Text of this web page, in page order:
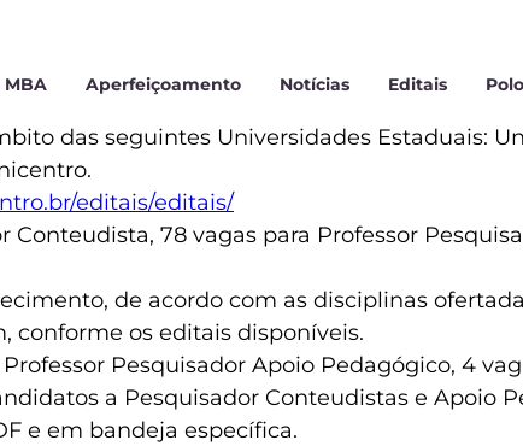
MBA Aperfeiçoamento Notícias Editais
das seguintes Universidades Estaduais:
editais/editais/
Conteudista, 78 vagas para Professor
de acordo com as disciplinas
conforme os editais disponíveis.
Pesquisador Apoio Pedagógico, 4
a Pesquisador Conteudistas e Apoio
e em bandeja específica.